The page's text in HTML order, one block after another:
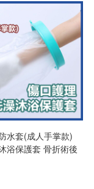
水套(成人手掌款)
浴保護套 骨折術後
水套